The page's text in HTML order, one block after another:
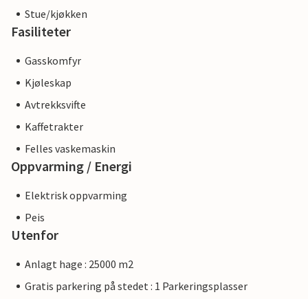
Stue/kjøkken
Fasiliteter
Gasskomfyr
Kjøleskap
Avtrekksvifte
Kaffetrakter
Felles vaskemaskin
Oppvarming / Energi
Elektrisk oppvarming
Peis
Utenfor
Anlagt hage : 25000 m2
Gratis parkering på stedet : 1 Parkeringsplasser